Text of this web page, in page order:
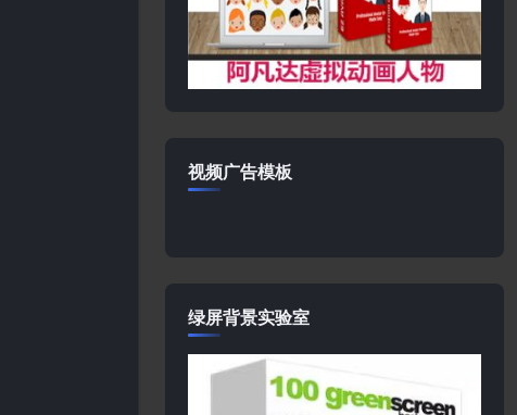
视频广告模板
绿屏背景实验室